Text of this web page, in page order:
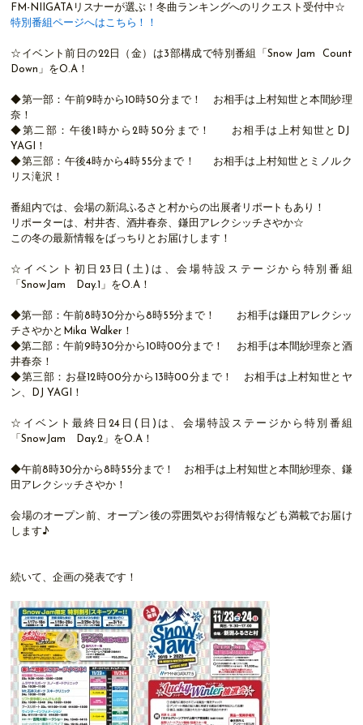
FM-NIIGATAリスナーが選ぶ！冬曲ランキングへのリクエスト受付中☆
特別番組ページへはこちら！！
☆イベント前日の22日（金）は3部構成で特別番組「Snow Jam Count
Down」をO.A！
◆第一部：午前9時から10時50分まで！ お相手は上村知世と本間紗理
奈！
◆第二部：午後1時から2時50分まで！ お相手は上村知世とDJ
YAGI！
◆第三部：午後4時から4時55分まで！ お相手は上村知世とミノルク
リス滝沢！
番組内では、会場の新潟ふるさと村からの出展者リポートもあり！
リポーターは、村井杏、酒井春奈、鎌田アレクシッチさやか☆
この冬の最新情報をばっちりとお届けします！
☆イベント初日23日(土)は、会場特設ステージから特別番組
「SnowJam Day.1」をO.A！
◆第一部：午前8時30分から8時55分まで！ お相手は鎌田アレクシッ
チさやかとMika Walker！
◆第二部：午前9時30分から10時00分まで！ お相手は本間紗理奈と酒
井春奈！
◆第三部：お昼12時00分から13時00分まで！ お相手は上村知世とヤ
ン、DJ YAGI！
☆イベント最終日24日(日)は、会場特設ステージから特別番組
「SnowJam Day.2」をO.A！
◆午前8時30分から8時55分まで！ お相手は上村知世と本間紗理奈、鎌
田アレクシッチさやか！
会場のオープン前、オープン後の雰囲気やお得情報なども満載でお届け
します♪
続いて、企画の発表です！